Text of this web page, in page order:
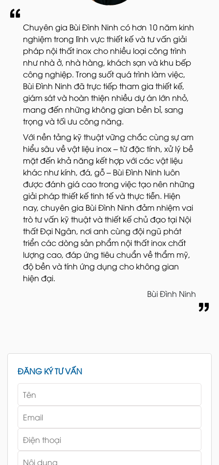
Chuyên gia Bùi Đình Ninh có hơn 10 năm kinh
nghiệm trong lĩnh vực thiết kế và tư vấn giải
pháp nội thất inox cho nhiều loại công trình
như nhà ở, nhà hàng, khách sạn và khu bếp
công nghiệp. Trong suốt quá trình làm việc,
Bùi Đình Ninh đã trực tiếp tham gia thiết kế,
giám sát và hoàn thiện nhiều dự án lớn nhỏ,
mang đến những không gian bền bỉ, sang
trọng và tối ưu công năng.
Với nền tảng kỹ thuật vững chắc cùng sự am
hiểu sâu về vật liệu inox – từ đặc tính, xử lý bề
mặt đến khả năng kết hợp với các vật liệu
khác như kính, đá, gỗ – Bùi Đình Ninh luôn
được đánh giá cao trong việc tạo nên những
giải pháp thiết kế tinh tế và thực tiễn. Hiện
nay, chuyên gia Bùi Đình Ninh đảm nhiệm vai
trò tư vấn kỹ thuật và thiết kế chủ đạo tại Nội
thất Đại Ngân, nơi anh cùng đội ngũ phát
triển các dòng sản phẩm nội thất inox chất
lượng cao, đáp ứng tiêu chuẩn về thẩm mỹ,
độ bền và tính ứng dụng cho không gian
hiện đại.
Bùi Đình Ninh
ĐĂNG KÝ TƯ VẤN